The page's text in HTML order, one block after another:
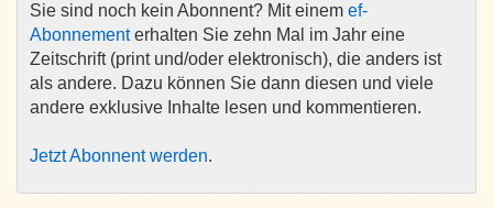
Sie sind noch kein Abonnent? Mit einem ef-
Abonnementerhalten Sie zehn Mal im Jahr eine
Zeitschrift (print und/oder elektronisch), die anders ist
als andere. Dazu können Sie dann diesen und viele
andere exklusive Inhalte lesen und kommentieren.
Jetzt Abonnent werden.